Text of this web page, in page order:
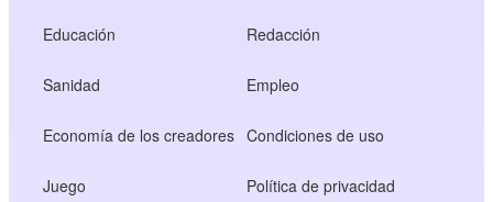
Educación
Sanidad
Economía de los creadores
Juego
Redacción
Empleo
Condiciones de uso
Política de privacidad